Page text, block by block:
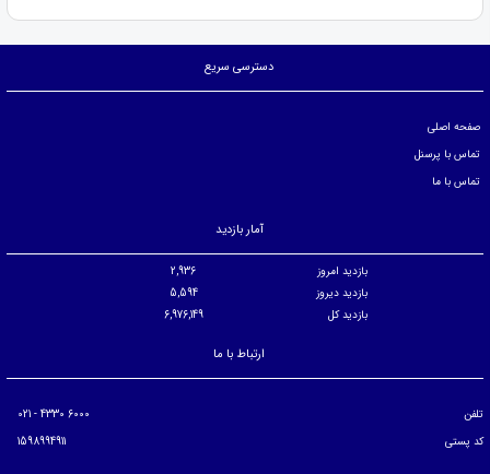
دسترسی سریع
صفحه اصلی
تماس با پرسنل
تماس با ما
آمار بازدید
بازدید امروز
2,936
بازدید دیروز
5,594
بازدید کل
6,976,149
ارتباط با ما
تلفن
کد پستی